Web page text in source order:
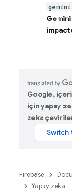
Google,
için yapay
zeka
Firebase
Yapay zeka